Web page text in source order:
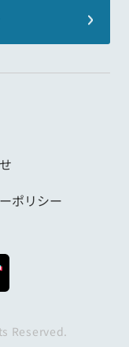
ポリシー
Reserved.